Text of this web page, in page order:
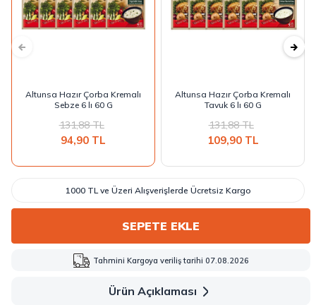
Altunsa Hazır Çorba Kremalı
Sebze 6 lı 60 G
131,88TL
94,90 TL
Altunsa Hazır Çorba Kremalı
Tavuk 6 lı 60 G
131,88TL
109,90TL
1000 TL ve Üzeri Alışverişlerde Ücretsiz Kargo
SEPETE EKLE
Tahmini Kargoya veriliş tarihi 07.08.2026
Ürün Açıklaması